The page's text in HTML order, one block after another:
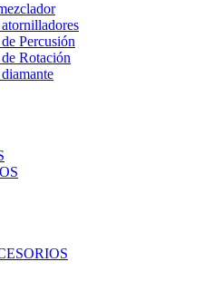
Percusión
Rotación